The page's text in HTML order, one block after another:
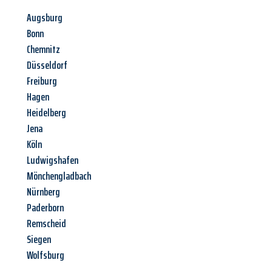
Augsburg
Bonn
Chemnitz
Düsseldorf
Freiburg
Hagen
Heidelberg
Jena
Köln
Ludwigshafen
Mönchengladbach
Nürnberg
Paderborn
Remscheid
Siegen
Wolfsburg